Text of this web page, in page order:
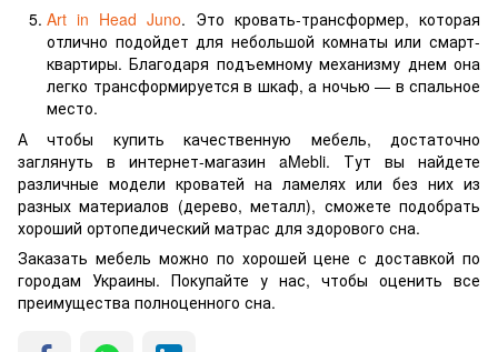
Art in Head Juno. Это кровать-трансформер, которая
отлично подойдет для небольшой комнаты или смарт-
квартиры. Благодаря подъемному механизму днем она
легко трансформируется в шкаф, а ночью — в спальное
место.
А чтобы купить качественную мебель, достаточно
заглянуть в интернет-магазин aMebli. Тут вы найдете
различные модели кроватей на ламелях или без них из
разных материалов (дерево, металл), сможете подобрать
хороший ортопедический матрас для здорового сна.
Заказать мебель можно по хорошей цене с доставкой по
городам Украины. Покупайте у нас, чтобы оценить все
преимущества полноценного сна.